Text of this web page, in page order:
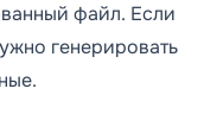
файл. Если
генерировать